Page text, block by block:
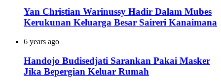
Yan Christian Warinussy Hadir Dalam Mubes
Kerukunan Keluarga Besar Saireri Kanaimana
6 years ago
Handojo Budisedjati Sarankan Pakai Masker
Jika Bepergian Keluar Rumah